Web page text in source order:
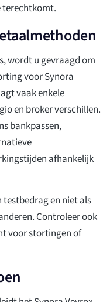
terechtkomt.
wordt u gevraagd om
voor Synora
vaak enkele
en broker verschillen.
bankpassen,
afhankelijk
testbedrag en niet als
Controleer ook
voor stortingen of